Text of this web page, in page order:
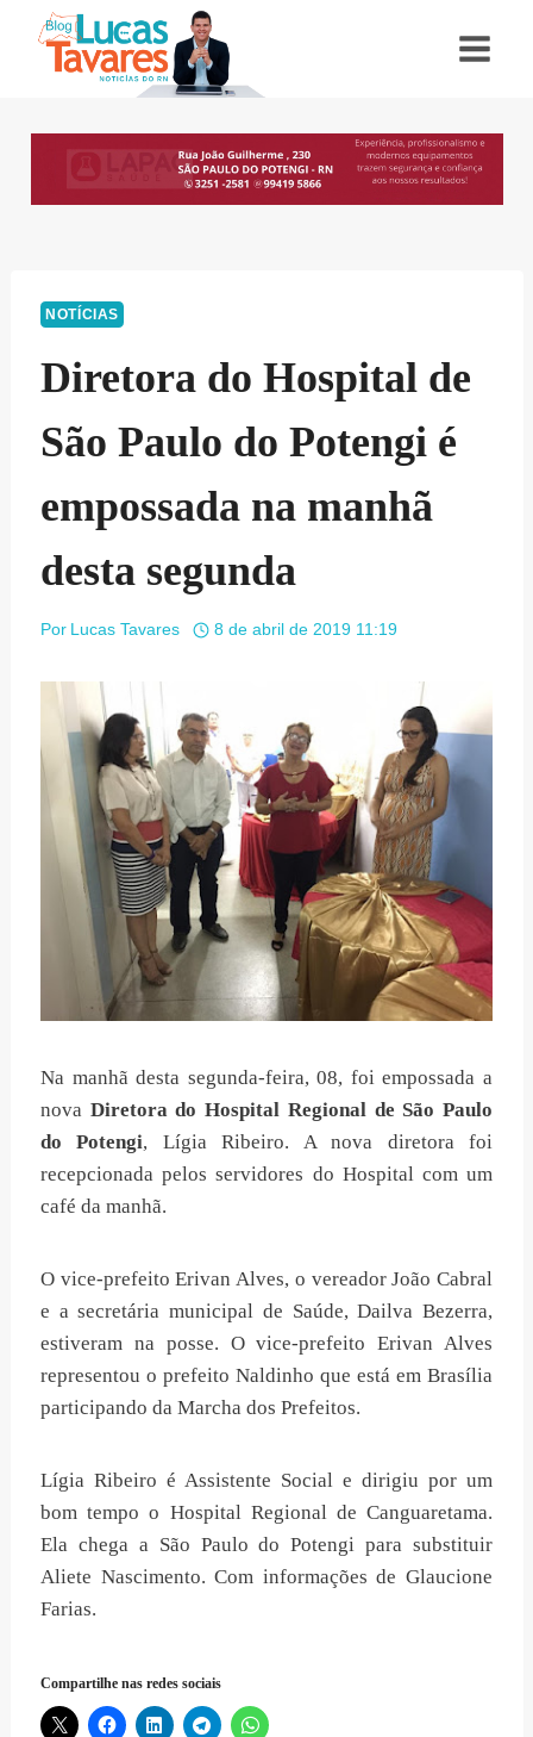
NOTÍCIAS
Diretora do Hospital de
São Paulo do Potengi é
empossada na manhã
desta segunda
Por Lucas Tavares 8 de abril de 2019 11:19
Na manhã desta segunda-feira, 08, foi empossada a
nova Diretora do Hospital Regional de São Paulo
do Potengi, Lígia Ribeiro. A nova diretora foi
recepcionada pelos servidores do Hospital com um
café da manhã.
O vice-prefeito Erivan Alves, o vereador João Cabral
e a secretária municipal de Saúde, Dailva Bezerra,
estiveram na posse. O vice-prefeito Erivan Alves
representou o prefeito Naldinho que está em Brasília
participando da Marcha dos Prefeitos.
Lígia Ribeiro é Assistente Social e dirigiu por um
bom tempo o Hospital Regional de Canguaretama.
Ela chega a São Paulo do Potengi para substituir
Aliete Nascimento. Com informações de Glaucione
Farias.
Compartilhe nas redes sociais